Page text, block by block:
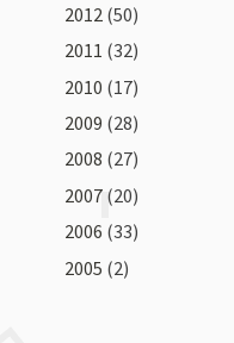
2012 (50)
2011 (32)
2010 (17)
2009 (28)
2008 (27)
2007 (20)
2006 (33)
2005 (2)